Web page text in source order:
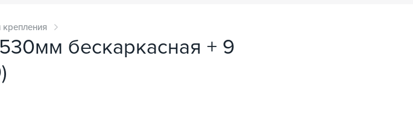
крепления
бескаркасная + 9